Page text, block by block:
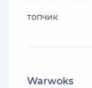
насрал
топчик
Warwoks